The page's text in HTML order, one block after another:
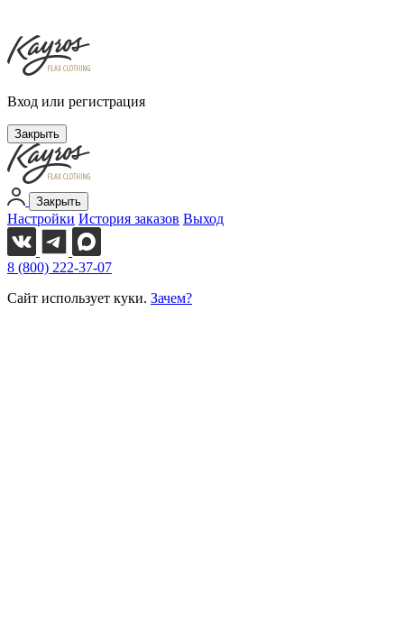
Вход или регистрация
Закрыть
Закрыть
Настройки История заказов Выход
8 (800) 222-37-07
Сайт использует куки. Зачем?